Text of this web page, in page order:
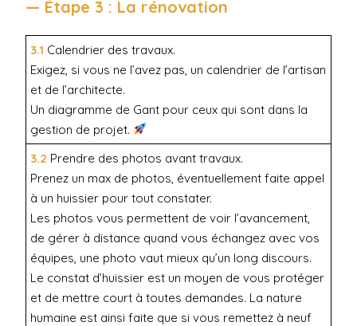
— Étape 3 : La rénovation
3.1 Calendrier des travaux.
Exigez, si vous ne l’avez pas, un calendrier de l’artisan
et de l’architecte.
Un diagramme de Gant pour ceux qui sont dans la
gestion de projet.
3.2 Prendre des photos avant travaux.
Prenez un max de photos, éventuellement faite appel
à un huissier pour tout constater.
Les photos vous permettent de voir l’avancement,
de gérer à distance quand vous échangez avec vos
équipes, une photo vaut mieux qu’un long discours.
Le constat d’huissier est un moyen de vous protéger
et de mettre court à toutes demandes. La nature
humaine est ainsi faite que si vous remettez à neuf